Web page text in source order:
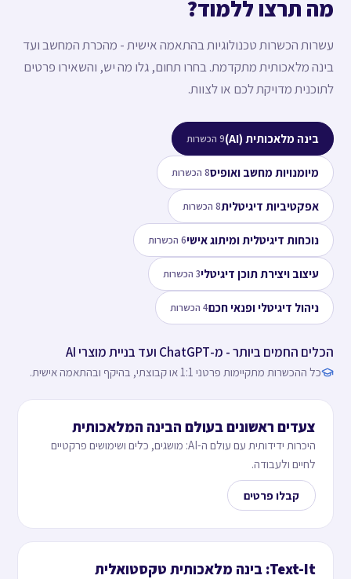
מה תרצו ללמוד?
עשרות הכשרות טכנולוגיות בהתאמה אישית - מהכרת המחשב ועד
בינה מלאכותית מתקדמת. בחרו תחום, גלו מה יש, והשאירו פרטים
לתוכנית מדויקת לכם או לצוות.
בינה מלאכותית (AI) 9 הכשרות
מיומנויות מחשב ואופיס8 הכשרות
אפקטיביות דיגיטלית8 הכשרות
נוכחות דיגיטלית ומיתוג אישי6 הכשרות
עיצוב ויצירת תוכן דיגיטלי3 הכשרות
ניהול דיגיטלי ופנאי חכם4 הכשרות
הכלים החמים ביותר - מ-ChatGPT ועד בניית מוצרי AI
כל ההכשרות מתקיימות פרטני 1:1 או קבוצתי, בהיקף ובהתאמה אישית.
צעדים ראשונים בעולם הבינה המלאכותית
היכרות ידידותית עם עולם ה-AI: מושגים, כלים ושימושים פרקטיים
לחיים ולעבודה.
קבלו פרטים
Text-It: בינה מלאכותית טקסטואלית